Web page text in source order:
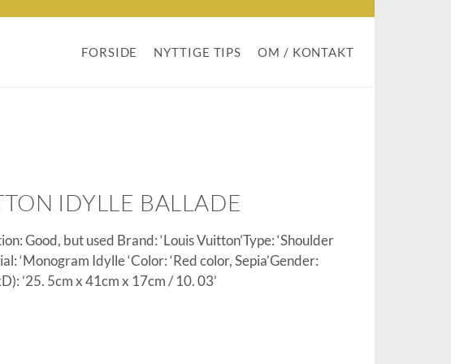
FORSIDE NYTTIGE TIPS OM / KONTAKT
IDYLLE BALLADE
Good, but used Brand: ‘Louis Vuitton’Type: ‘Shoulder
‘Monogram Idylle ‘Color: ‘Red color, Sepia’Gender:
’25. 5cm x 41cm x 17cm / 10. 03’